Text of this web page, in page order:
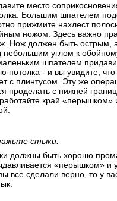
место
Большим шпателем
прижмите нахлест
ножом. Здесь важно
Нож должен быть острым,
углом к
шпателем
потолка - и вы увидите,
с плинтусом. Эту же
проделать с нижней
край «перышком»
стыки.
должны быть хорошо
«перышком» и
все сделали верно, то у